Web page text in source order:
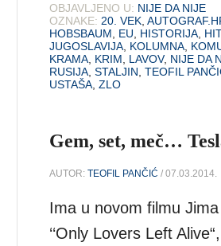
OBJAVLJENO U: NIJE DA NIJE
OZNAKE: 20. VEK ,
HOBSBAUM
EU HISTORIJA
JUGOSLAVIJA KOLUMNA
KRAMA KRIM LAVOV, NIJE DA
RUSIJA ,STALJIN ,TEOFIL
USTAŠA ,ZLO
Gem, set, meč…
AUTOR:TEOFIL PANČIĆ / 07.03.2014.
Ima u novom filmu
‘‘Only Lovers Left Alive“,